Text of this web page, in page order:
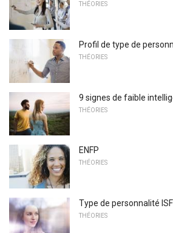
THÉORIES
Profil de type de
THÉORIES
9 signes de faible
THÉORIES
ENFP
THÉORIES
Type de personnalité
THÉORIES